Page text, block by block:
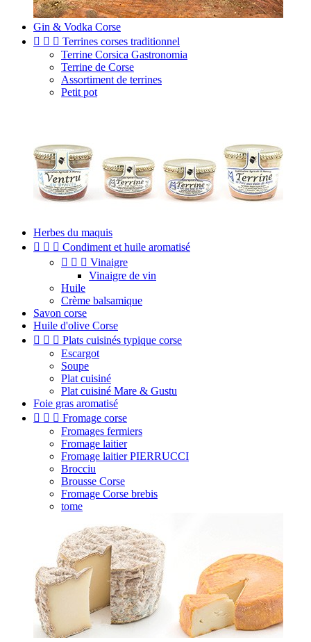
Gin & Vodka Corse
   Terrines corses traditionnel
Terrine Corsica Gastronomia
Terrine de Corse
Assortiment de terrines
Petit pot
Herbes du maquis
   Condiment et huile aromatisé
   Vinaigre
Vinaigre de vin
Huile
Crème balsamique
Savon corse
Huile d'olive Corse
   Plats cuisinés typique corse
Escargot
Soupe
Plat cuisiné
Plat cuisiné Mare & Gustu
Foie gras aromatisé
   Fromage corse
Fromages fermiers
Fromage laitier
Fromage laitier PIERRUCCI
Brocciu
Brousse Corse
Fromage Corse brebis
tome